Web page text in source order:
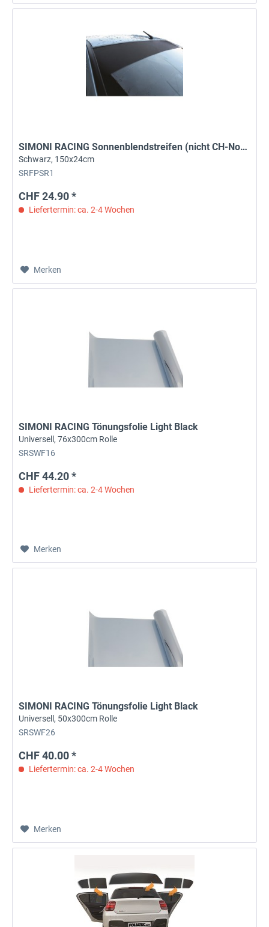
SIMONI RACING Sonnenblendstreifen (nicht CH-Norm)
Schwarz, 150x24cm
SRFPSR1
CHF 24.90 *
Liefertermin: ca. 2-4 Wochen
Merken
SIMONI RACING Tönungsfolie Light Black
Universell, 76x300cm Rolle
SRSWF16
CHF 44.20 *
Liefertermin: ca. 2-4 Wochen
Merken
SIMONI RACING Tönungsfolie Light Black
Universell, 50x300cm Rolle
SRSWF26
CHF 40.00 *
Liefertermin: ca. 2-4 Wochen
Merken